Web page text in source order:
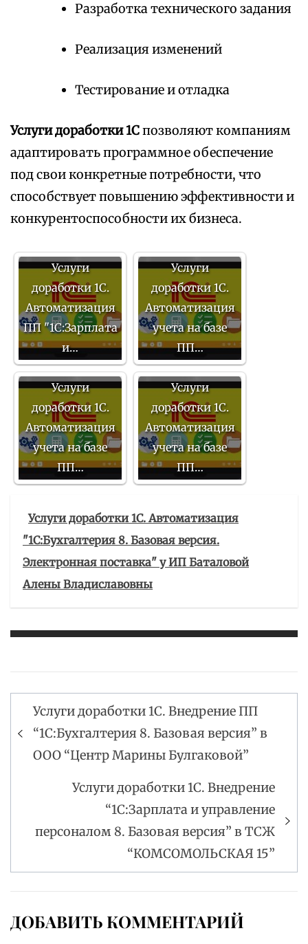
Разработка технического задания
Реализация изменений
Тестирование и отладка
Услуги доработки 1Спозволяют компаниям
адаптировать программное обеспечение
под свои конкретные потребности, что
способствует повышению эффективности и
конкурентоспособности их бизнеса.
Услуги
доработки 1С.
Автоматизация
ПП "1С:Зарплата
и…
Услуги
доработки 1С.
Автоматизация
учета на базе
ПП…
Услуги
доработки 1С.
Автоматизация
учета на базе
ПП…
Услуги
доработки 1С.
Автоматизация
учета на базе
ПП…
Услуги доработки 1С. Автоматизация
"1С:Бухгалтерия 8. Базовая версия.
Электронная поставка" у ИП Баталовой
Алены Владиславовны
Навигация
по
записям
Услуги доработки 1С. Внедрение ПП
“1С:Бухгалтерия 8. Базовая версия” в
ООО “Центр Марины Булгаковой”
Услуги доработки 1С. Внедрение
“1С:Зарплата и управление
персоналом 8. Базовая версия” в ТСЖ
“КОМСОМОЛЬСКАЯ 15”
ДОБАВИТЬ КОММЕНТАРИЙ